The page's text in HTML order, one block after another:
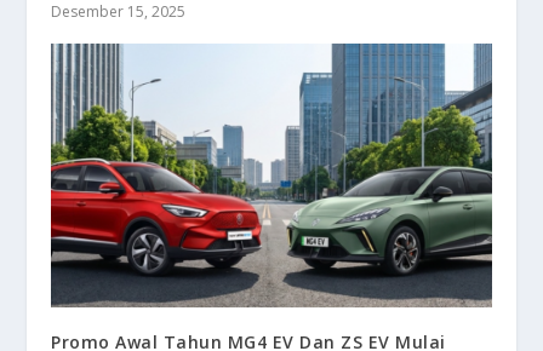
Desember 15, 2025
Promo Awal Tahun MG4 EV Dan ZS EV Mulai